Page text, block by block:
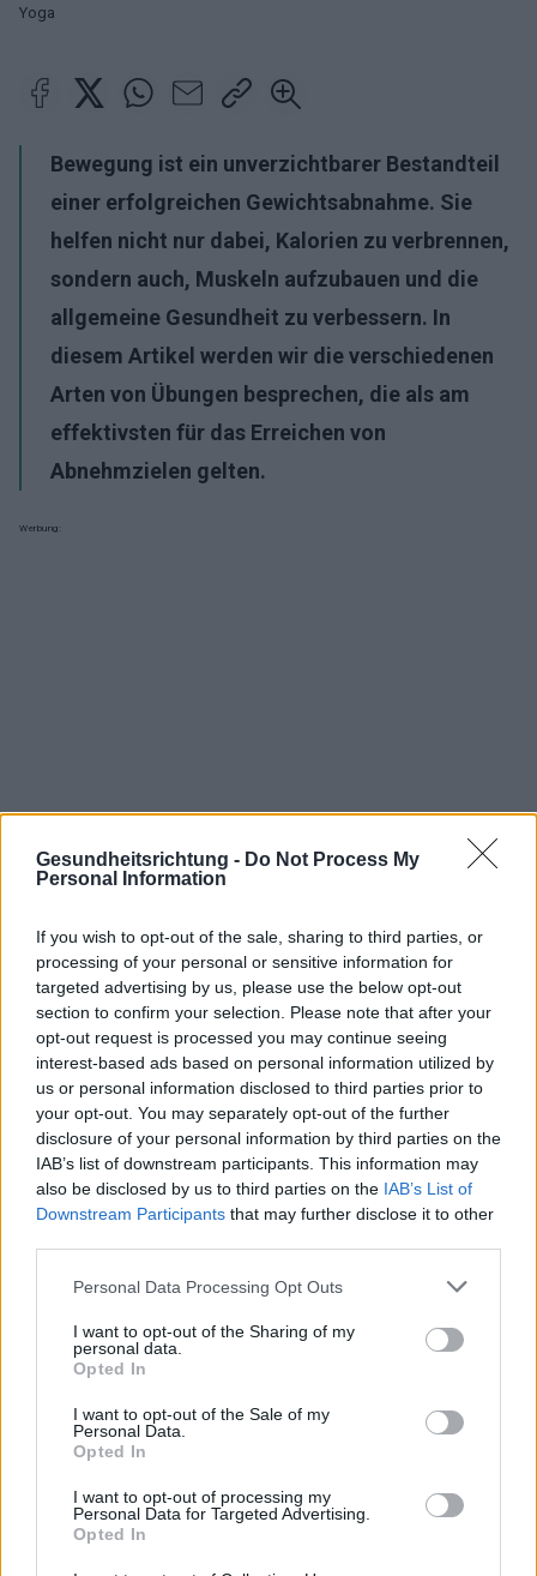
Gesundheitsrichtung - Do Not Process My
Personal Information
If you wish to opt-out of the sale, sharing to third parties, or
processing of your personal or sensitive information for
targeted advertising by us, please use the below opt-out
section to confirm your selection. Please note that after your
opt-out request is processed you may continue seeing
interest-based ads based on personal information utilized by
us or personal information disclosed to third parties prior to
your opt-out. You may separately opt-out of the further
disclosure of your personal information by third parties on the
IAB’s list of downstream participants. This information may
also be disclosed by us to third parties on the IAB’s List of
Downstream Participants that may further disclose it to other
Please note that this website/app uses one or more Google
not limited to your visit or usage behaviour. You may click to
grant or deny consent to Google and its third-party tags to
use your data for below specified purposes in below Google
consent section.
Personal Data Processing Opt Outs
I want to opt-out of the Sharing of my
personal data.
Opted In
I want to opt-out of the Sale of my
Personal Data.
Opted In
I want to opt-out of processing my
Personal Data for Targeted Advertising.
Opted In
Yoga
Bewegung ist ein unverzichtbarer Bestandteil
einer erfolgreichen Gewichtsabnahme. Sie
helfen nicht nur dabei, Kalorien zu verbrennen,
sondern auch, Muskeln aufzubauen und die
allgemeine Gesundheit zu verbessern. In
diesem Artikel werden wir die verschiedenen
Arten von Übungen besprechen, die als am
effektivsten für das Erreichen von
Abnehmzielen gelten.
Werbung:
Interessant? Teilen sie es auf Facebook!
Möchten Sie auf dem Laufenden bleiben?
Folgen Sie uns auf
Goo
News
ZUGEHÖRIG
Themen Aerobes training Fettabbau Fitness
Gewichtsabnahme Hiit (hochintensives intervalltraining)
übungen zur gewichtsabnahme Verbesserung der fitness
Sehen Sie es auch auf
polskim